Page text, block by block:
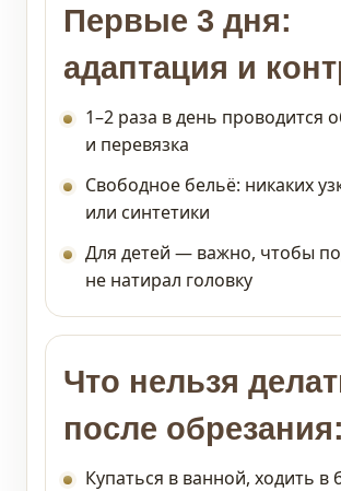
Первые 3 дня:
адаптация и
1–2 раза в день проводится
и перевязка
Свободное бельё: никаких
или синтетики
Для детей — важно, чтобы
не натирал головку
Что нельзя
после обрезания:
Купаться в ванной, ходить в